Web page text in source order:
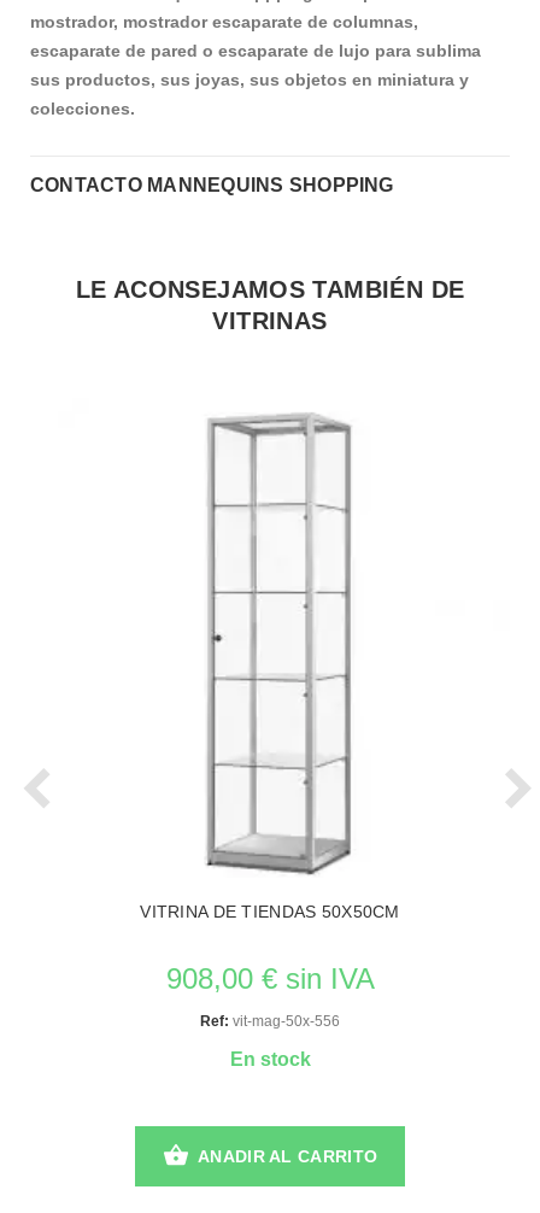
mostrador, mostrador escaparate de columnas,
escaparate de pared o escaparate de lujo para sublima
sus productos, sus joyas, sus objetos en miniatura y
colecciones.
CONTACTO MANNEQUINS SHOPPING
LE ACONSEJAMOS TAMBIÉN DE
VITRINAS
VITRINA DE TIENDAS 50X50CM
908,00 € sin IVA
Ref: vit-mag-50x-556
En stock
ANADIR AL CARRITO